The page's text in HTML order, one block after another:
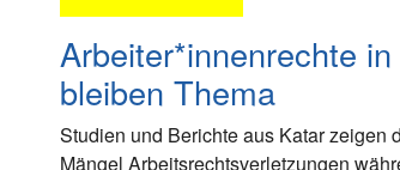
Arbeiter*innenrechte
bleiben Thema
Studien und Berichte aus Katar zeigen
Mängel Arbeitsrechtsverletzungen